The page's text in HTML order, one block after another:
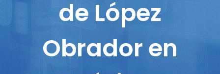
de López
Obrador en